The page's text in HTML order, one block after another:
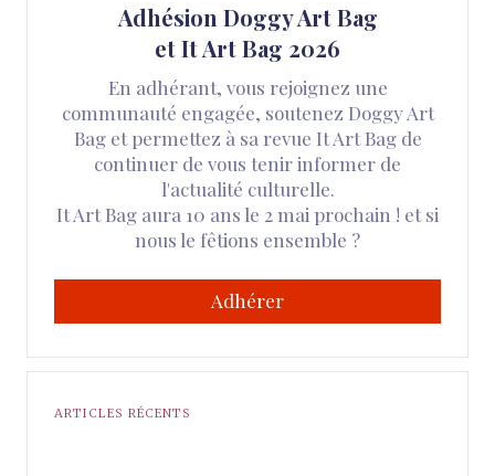
Adhésion Doggy Art Bag
et It Art Bag 2026
En adhérant, vous rejoignez une
communauté engagée, soutenez Doggy Art
Bag et permettez à sa revue It Art Bag de
continuer de vous tenir informer de
l'actualité culturelle.
It Art Bag aura 10 ans le 2 mai prochain ! et si
nous le fêtions ensemble ?
Adhérer
ARTICLES RÉCENTS